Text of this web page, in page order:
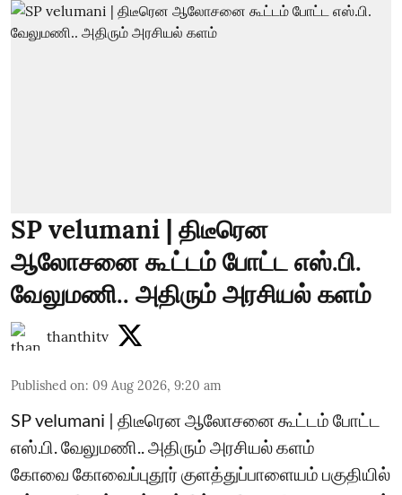
SP velumani | திடீரென
ஆலோசனை கூட்டம் போட்ட எஸ்.பி.
வேலுமணி.. அதிரும் அரசியல் களம்
thanthitv
Published on: 09 Aug 2026, 9:20 am
SP velumani | திடீரென ஆலோசனை கூட்டம் போட்ட
எஸ்.பி. வேலுமணி.. அதிரும் அரசியல் களம்
கோவை கோவைப்புதூர் குளத்துப்பாளையம் பகுதியில்